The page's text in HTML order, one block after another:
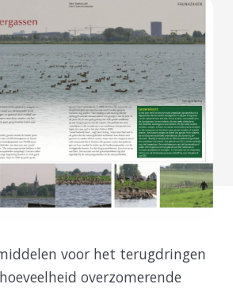
voor het terugdringen
overzomerende